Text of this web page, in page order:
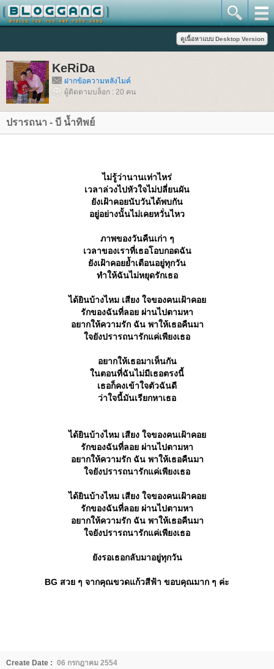
KeRiDa
ฝากข้อความหลังไมค์
ผู้ติดตามบล็อก : 20 คน
ปรารถนา - บี น้ำทิพย์
ไม่รู้ว่านานเท่าไหร่
เวลาล่วงไปหัวใจไม่ปลี่ยนผัน
ังเฝ้าคอยนับวันได้พบกัน
อยู่อย่างนั้นไม่เคยหวั่นไหว
ภาพของวันคืนเก่า ๆ
เวลาของเราที่เธอโอบกอดฉัน
ังเฝ้าคอยย้ำเตือนอยู่ทุกวัน
ทำให้ฉันไม่หยุดรักเธอ
ได้ยินบ้างไหม เสียง ใจของคนเฝ้าคอ
รักของฉันที่ลอย ผ่านไปตามหา
อยากให้ความรัก ฉัน พาให้เธอคืนมา
จยังปรารถนารักแค่เพียงเธอ
อยากให้เธอมาเห็นกัน
นตอนที่ฉันไม่มีเธอตรงนี้
เธอก็คงเข้าใจตัวฉันดี
ว่าใจนี้มันเรียกหาเธอ
ได้ยินบ้างไหม เสียง ใจของคนเฝ้าคอ
รักของฉันที่ลอย ผ่านไปตามหา
อยากให้ความรัก ฉัน พาให้เธอคืนมา
จยังปรารถนารักแค่เพียงเธอ
ได้ยินบ้างไหม เสียง ใจของคนเฝ้าคอ
รักของฉันที่ลอย ผ่านไปตามหา
อยากให้ความรัก ฉัน พาให้เธอคืนมา
จยังปรารถนารักแค่เพียงเธอ
ังรอเธอกลับมาอยู่ทุกวัน
BG สวย ๆ จากคุณขวดแก้วสีฟ้า ขอบคุณมาก ๆ ค่ะ
Create Date : 06 กรกฎาคม 2554